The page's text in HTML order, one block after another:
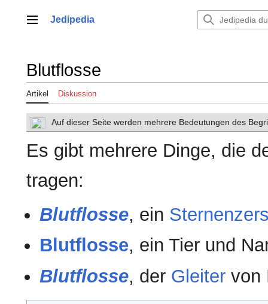
springenHauptmenü
Jedipedia
Blutflosse
Artikel Diskussion
Auf dieser Seite werden mehrere Bedeutungen des
Es gibt mehrere Dinge, die
tragen:
Blutflosse, ein
Blutflosse, ein Tier und
Blutflosse, der Gleiter von